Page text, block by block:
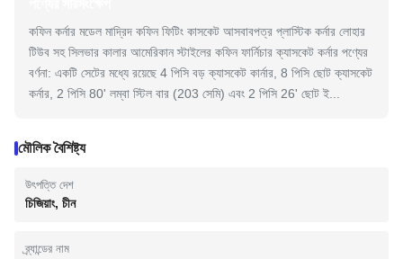
কফিন কর্নার মডেল মাদ্রিদ কফিন ফিটিং কাসকেট আসবাবপত্র প্লাস্টিক কর্নার লোহার
টিউব সহ সিলভার কালার আমেরিকান স্টাইলের কফিন ফার্নিচার ক্যাসকেট কর্নার পণ্যের
বর্ণনা: একটি সেটের মধ্যে রয়েছে 4 পিসি বড় ক্যাসকেট কার্নার, 8 পিসি ছোট ক্যাসকেট
কর্নার, 2 পিসি 80' লম্বা স্টিল বার (203 সেমি) এবং 2 পিসি 26' ছোট ই...
মৌলিক বৈশিষ্ট্য
উৎপত্তি দেশ
চিজিয়াং, চীন
ব্র্যান্ডের নাম